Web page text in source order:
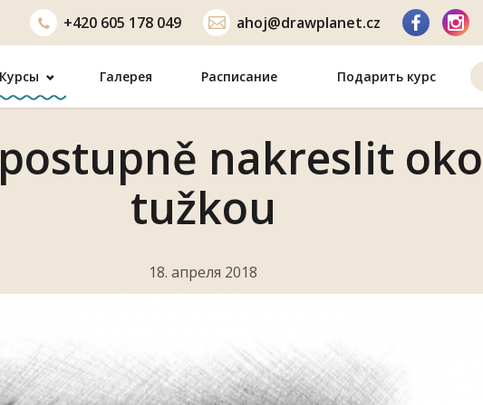
+420 605 178 049 ahoj@drawplanet.cz
Курсы Галерея Расписание Подарить курс
nakreslit oko
tužkou
18. апреля 2018